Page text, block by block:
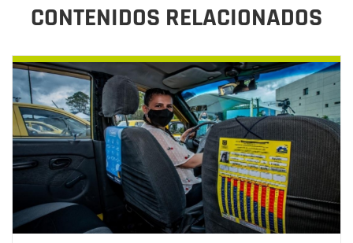
CONTENIDOS RELACIONADOS